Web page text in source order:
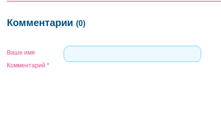
Комментарии (0)
Ваше имя
Комментарий *